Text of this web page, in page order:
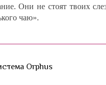
Они не стоят твоих
чаю».